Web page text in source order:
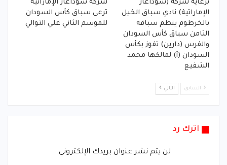
برعاية شركة (سوداغاز
الإماراتية) نادي سباق الخيل
بالخرطوم ينظم سباقه
الثامن سباق كأس السودان
والفرس (دارين) تفوز بكأس
السودان (أ) لمالكها محمد
الشفيع
شركة سوداغاز الإماراتية
ترعى سباق كأس السودان
للموسم الثاني علي التوالي
السابق التالي
اترك رد
لن يتم نشر عنوان بريدك الإلكتروني.